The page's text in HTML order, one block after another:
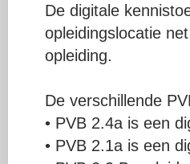
De digitale
opleidingslocatie
opleiding.
De verschillende
• PVB 2.4a is een
• PVB 2.1a is een